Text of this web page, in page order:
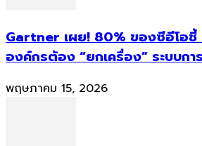
Gartner เผย! 80% ของซีอีโอชี้
องค์กรต้อง “ยกเครื่อง” ระบบกา
พฤษภาคม 15, 2026